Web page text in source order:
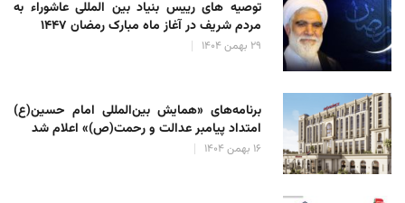
توصیه های رییس بنیاد بین المللی عاشوراء به
مردم شریف در آغاز ماه مبارک رمضان ۱۴۴۷
۲۹ بهمن ۱۴۰۴
برنامه‌های «همایش بین‌المللی امام حسین(ع)
امتداد پیامبر عدالت و رحمت(ص)» اعلام شد
۱۶ بهمن ۱۴۰۴